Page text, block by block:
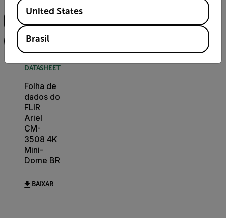
FILTRO
DATASHEET
Folha de
dados do
FLIR
Ariel
CM-
3508 4K
Mini-
Dome BR
BAIXAR
Available Locations
United States
Brasil